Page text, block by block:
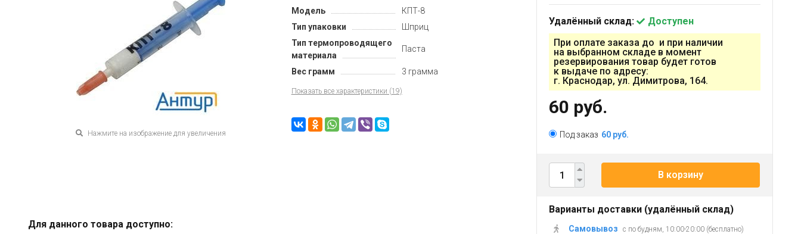
Нажмите на изображение для увеличения
Модель
КПТ-8
Тип упаковки
Шприц
Тип термопроводящего
материала
Паста
Вес грамм 3 грамма
Показать все характеристики (19)
Для данного товара доступно:
Удалённый склад:
Доступен
При оплате заказа до и при наличии
на выбранном складе в момент
резервирования товар будет готов
к выдаче по адресу:
г. Краснодар, ул. Димитрова, 164.
60 руб.
Под заказ 60 руб.
В корзину
Варианты доставки (удалённый склад)
Самовывоз с по будням, 10:00-20:00 (бесплатно)